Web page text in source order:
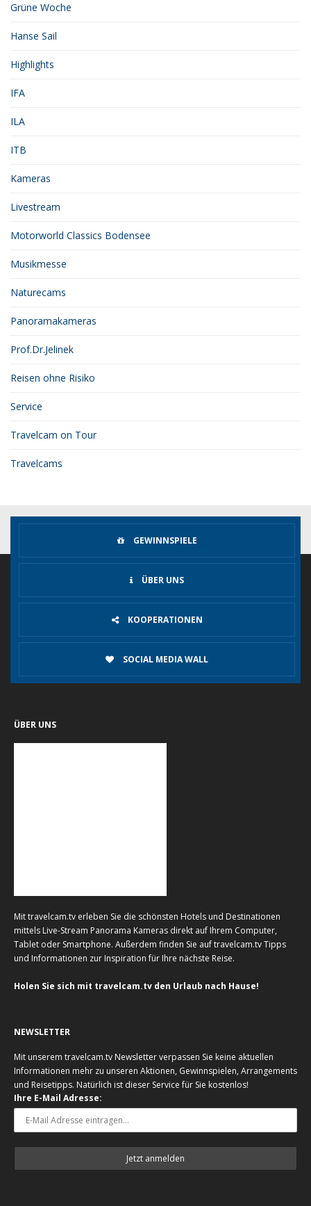
Grüne Woche
Hanse Sail
Highlights
IFA
ILA
ITB
Kameras
Livestream
Motorworld Classics Bodensee
Musikmesse
Naturecams
Panoramakameras
Prof.Dr.Jelinek
Reisen ohne Risiko
Service
Travelcam on Tour
Travelcams
GEWINNSPIELE
ÜBER UNS
KOOPERATIONEN
SOCIAL MEDIA WALL
ÜBER UNS
Mit travelcam.tv erleben Sie die schönsten Hotels und Destinationen
mittels Live-Stream Panorama Kameras direkt auf Ihrem Computer,
Tablet oder Smartphone. Außerdem finden Sie auf travelcam.tv Tipps
und Informationen zur Inspiration für Ihre nächste Reise.
Holen Sie sich mit travelcam.tv den Urlaub nach Hause!
NEWSLETTER
Mit unserem travelcam.tv Newsletter verpassen Sie keine aktuellen
Informationen mehr zu unseren Aktionen, Gewinnspielen, Arrangements
und Reisetipps. Natürlich ist dieser Service für Sie kostenlos!
Ihre E-Mail Adresse: